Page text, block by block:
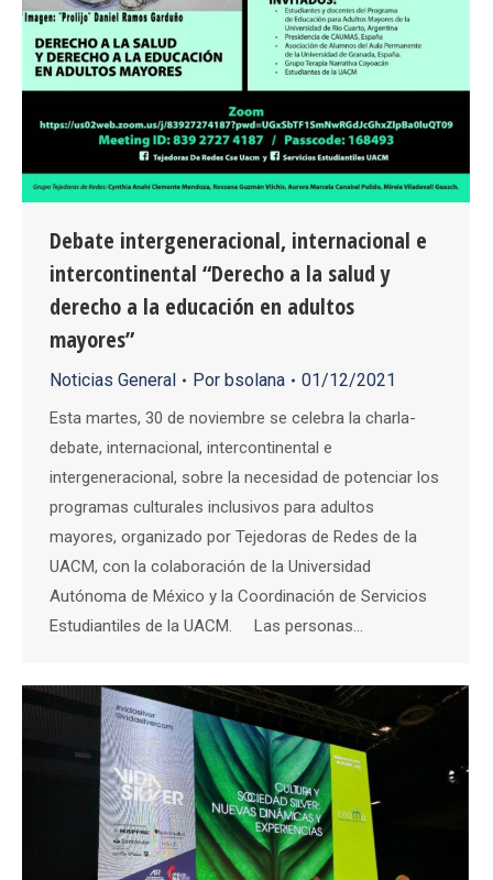
Debate intergeneracional, internacional e
intercontinental “Derecho a la salud y
derecho a la educación en adultos
mayores”
Noticias General Por bsolana 01/12/2021
Esta martes, 30 de noviembre se celebra la charla-
debate, internacional, intercontinental e
intergeneracional, sobre la necesidad de potenciar los
programas culturales inclusivos para adultos
mayores, organizado por Tejedoras de Redes de la
UACM, con la colaboración de la Universidad
Autónoma de México y la Coordinación de Servicios
Estudiantiles de la UACM. Las personas…